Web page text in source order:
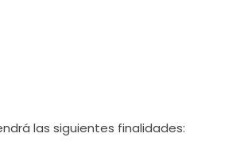
las siguientes finalidades: